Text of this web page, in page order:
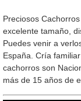
Preciosos
excelente tamaño,
Puedes venir a
España. Cría
cachorros son
más de 15 años de